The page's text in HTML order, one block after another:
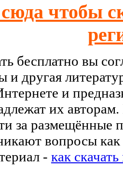
чтобы
бесплатно вы
и другая
и
их
за размещённые
вопросы как
- как